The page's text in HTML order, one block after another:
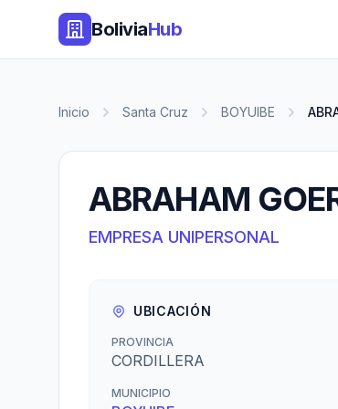
BoliviaHub
Inicio Santa Cruz BOYUIBE
ABRAHAM
EMPRESA UNIPERSONAL
UBICACIÓN
PROVINCIA
CORDILLERA
MUNICIPIO